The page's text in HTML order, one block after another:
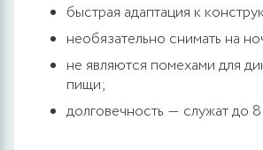
быстрая адаптация к
необязательно снимать на
не являются помехами для
пищи;
долговечность ― служат до 8